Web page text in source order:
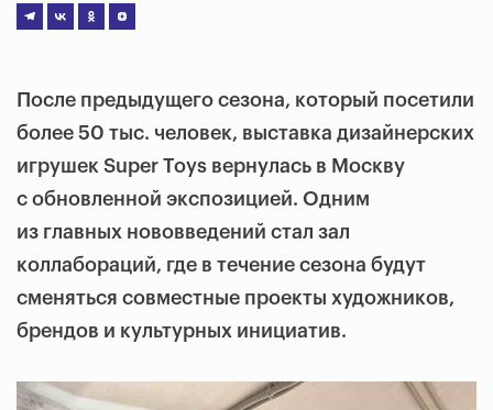
После предыдущего сезона, который посетили
более 50 тыс. человек, выставка дизайнерских
игрушек Super Toys вернулась в Москву
с обновленной экспозицией. Одним
из главных нововведений стал зал
коллабораций, где в течение сезона будут
сменяться совместные проекты художников,
брендов и культурных инициатив.